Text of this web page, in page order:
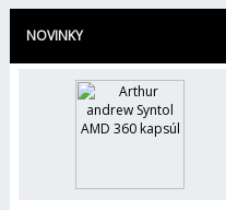
NOVINKY